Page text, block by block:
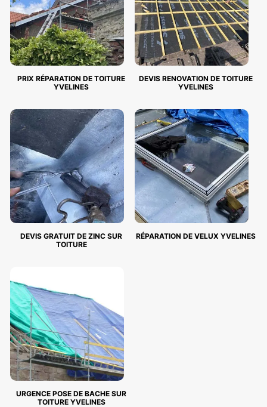
PRIX RÉPARATION DE TOITURE
YVELINES
DEVIS RENOVATION DE TOITURE
YVELINES
DEVIS GRATUIT DE ZINC SUR
TOITURE
RÉPARATION DE VELUX YVELINES
URGENCE POSE DE BACHE SUR
TOITURE YVELINES